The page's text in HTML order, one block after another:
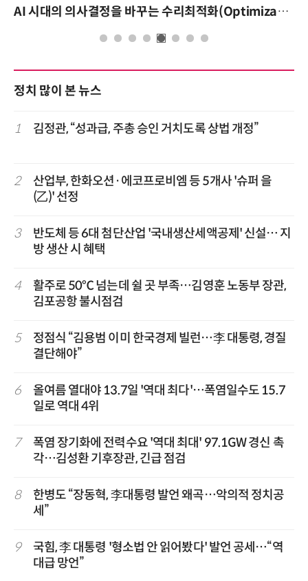
AI 시대의 의사결정을 바꾸는 수리최적화(Optimization): 실제 산업 적용 사례와 활용 전략
정치 많이 본 뉴스
1 김정관, “성과급, 주총 승인 거치도록 상법 개정”
2
산업부, 한화오션·에코프로비엠 등 5개사 '슈퍼 을
(乙)' 선정
3
반도체 등 6대 첨단산업 '국내생산세액공제' 신설… 지
방 생산 시 혜택
4
활주로 50℃ 넘는데 쉴 곳 부족…김영훈 노동부 장관,
김포공항 불시점검
5
정점식 “김용범 이미 한국경제 빌런…李 대통령, 경질
결단해야”
6
올여름 열대야 13.7일 '역대 최다'…폭염일수도 15.7
일로 역대 4위
7
폭염 장기화에 전력수요 '역대 최대' 97.1GW 경신 촉
각…김성환 기후장관, 긴급 점검
8
한병도 “장동혁, 李대통령 발언 왜곡…악의적 정치공
세”
9
국힘, 李 대통령 '형소법 안 읽어봤다' 발언 공세…“역
대급 망언”